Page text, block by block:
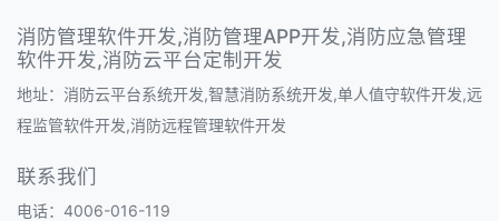
消防管理软件开发,消防管理APP开发,消防应急管理
软件开发,消防云平台定制开发
地址：消防云平台系统开发,智慧消防系统开发,单人值守软件开发,远
程监管软件开发,消防远程管理软件开发
联系我们
电话：4006-016-119